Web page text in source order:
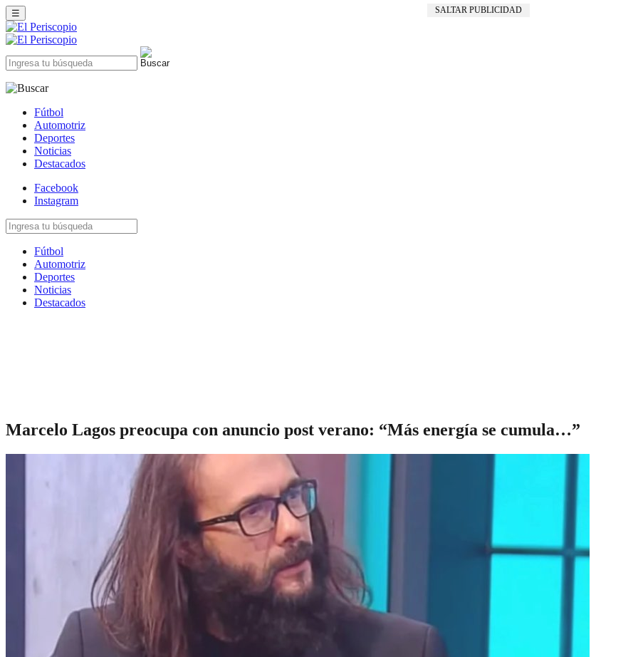
SALTAR PUBLICIDAD
☰
Fútbol
Automotriz
Deportes
Noticias
Destacados
Facebook
Instagram
Fútbol
Automotriz
Deportes
Noticias
Destacados
Marcelo Lagos preocupa con anuncio post verano: “Más energía se cumula…”